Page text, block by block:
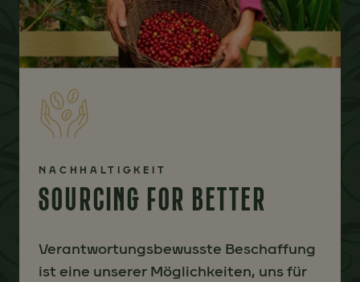
NACHHALTIGKEIT
SOURCING FOR BETTER
Verantwortungsbewusste Beschaffung
ist eine unserer Möglichkeiten, uns für